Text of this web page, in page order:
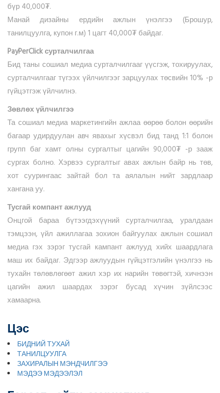
бүр 40,000₮.
Манай дизайны ердийн ажлын үнэлгээ (Брошур,
танилцуулга, купон г.м) 1 цагт 40,000₮ байдаг.
PayPerClick сурталчилгаа
Бид таны сошиал медиа сурталчилгааг үүсгэж, тохируулах,
сурталчилгааг түгээх үйлчилгээг зарцуулах төсвийн 10% -р
гүйцэтгэж үйлчилнэ.
Зөвлөх үйлчилгээ
Та сошиал медиа маркетингийн ажлаа өөрөө болон өөрийн
багаар удирдуулан авч явахыг хүсвэл бид танд 1:1 болон
групп баг хамт олны сургалтыг цагийн 90,000₮ -р зааж
сургах болно. Хэрвээ сургалтыг авах ажлын байр нь төв,
хот суурингаас зайтай бол та аялалын нийт зардлаар
хангана уу.
Тусгай компант ажлууд
Онцгой бараа бүтээгдэхүүний сурталчилгаа, уралдаан
тэмцээн, үйл ажиллагаа зохион байгуулах ажлын сошиал
медиа гэх зэрэг тусгай кампант ажлууд хийх шаардлага
маш их байдаг. Эдгээр ажлуудын гүйцэтгэлийн үнэлгээ нь
тухайн төлөвлөгөөт ажил хэр их нарийн төвөгтэй, хичнээн
цагийн ажил шаардах зэрэг бусад хүчин зүйлсээс
хамаарна.
Цэс
БИДНИЙ ТУХАЙ
ТАНИЛЦУУЛГА
ЗАХИРАЛЫН МЭНДЧИЛГЭЭ
МЭДЭЭ МЭДЭЭЛЭЛ